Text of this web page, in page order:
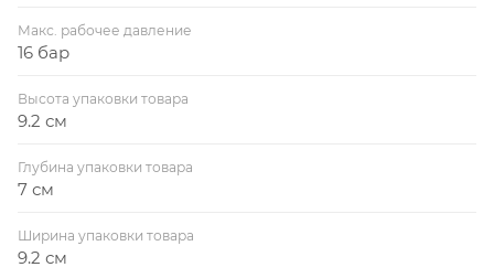
Макс. рабочее давление
16 бар
Высота упаковки товара
9.2 см
Глубина упаковки товара
7 см
Ширина упаковки товара
9.2 см